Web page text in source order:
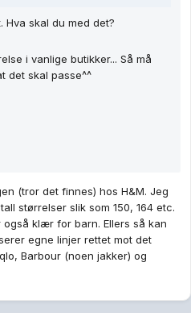
Hva skal du med det?
i vanlige butikker... Så må
det skal passe^^
(tror det finnes) hos H&M. Jeg
størrelser slik som 150, 164 etc.
klær for barn. Ellers så kan
egne linjer rettet mot det
Barbour (noen jakker) og